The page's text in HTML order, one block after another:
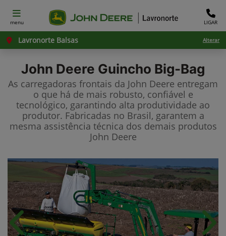
menu LIGAR
Lavronorte Balsas Alterar
John Deere Guincho Big-Bag
As carregadoras frontais da John Deere entregam
o que há de mais robusto, confiável e
tecnológico, garantindo alta produtividade ao
produtor. Fabricadas no Brasil, garantem a
mesma assistência técnica dos demais produtos
John Deere
Anterior